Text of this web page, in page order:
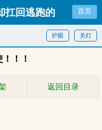
扛回逃跑的 首页
关灯
护眼
！！
返回目录